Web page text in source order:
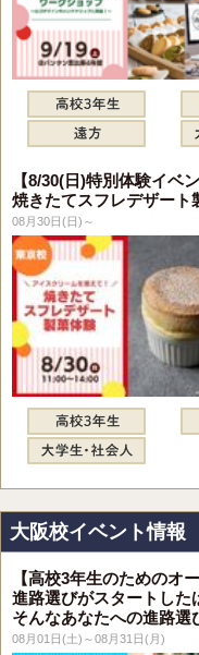
【8/30(日)特別体験イベン
焼きたてスフレデザート
08月30日(日)～
大阪校イベント情報
【高校3年生のためのオ
進路選びがスタートした
そんなあなたへの進路選
08月01日(土)～08月31日(月)